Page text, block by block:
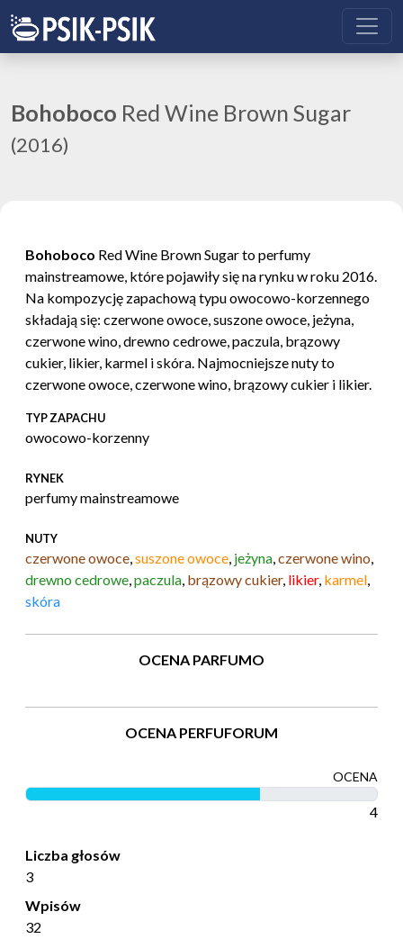
Bohoboco Red Wine Brown Sugar
(2016)
Bohoboco Red Wine Brown Sugar to perfumy
mainstreamowe, które pojawiły się na rynku w roku 2016.
Na kompozycję zapachową typu owocowo-korzennego
składają się: czerwone owoce, suszone owoce, jeżyna,
czerwone wino, drewno cedrowe, paczula, brązowy
cukier, likier, karmel i skóra. Najmocniejsze nuty to
czerwone owoce, czerwone wino, brązowy cukier i likier.
TYP ZAPACHU
owocowo-korzenny
RYNEK
perfumy mainstreamowe
NUTY
czerwone owoce,suszone owoce, jeżyna,czerwone wino,
drewno cedrowe,paczula, brązowy cukier, likier, karmel,
skóra
OCENA PARFUMO
OCENA PERFUFORUM
OCENA
4
Liczba głosów
3
Wpisów
32